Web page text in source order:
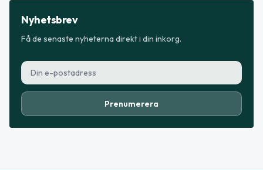
Nyhetsbrev
Få de senaste nyheterna direkt i din inkorg.
Prenumerera